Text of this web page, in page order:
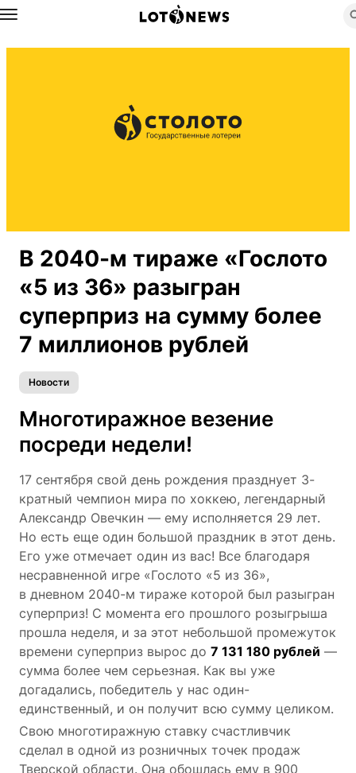
Назад
В 2040-м тираже «Гослото
«5 из 36» разыгран
суперприз на сумму более
7 миллионов рублей
Новости
Многотиражное везение
посреди недели!
17 сентября свой день рождения празднует 3-
кратный чемпион мира по хоккею, легендарный
Александр Овечкин — ему исполняется 29 лет.
Но есть еще один большой праздник в этот день.
Его уже отмечает один из вас! Все благодаря
несравненной игре «Гослото «5 из 36»,
в дневном 2040-м тираже которой был разыгран
суперприз! С момента его прошлого розыгрыша
прошла неделя, и за этот небольшой промежуток
времени суперприз вырос до 7 131 180 рублей —
сумма более чем серьезная. Как вы уже
догадались, победитель у нас один-
единственный, и он получит всю сумму целиком.
Свою многотиражную ставку счастливчик
сделал в одной из розничных точек продаж
Тверской области. Она обошлась ему в 900